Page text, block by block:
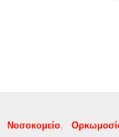
Νοσοκομείο